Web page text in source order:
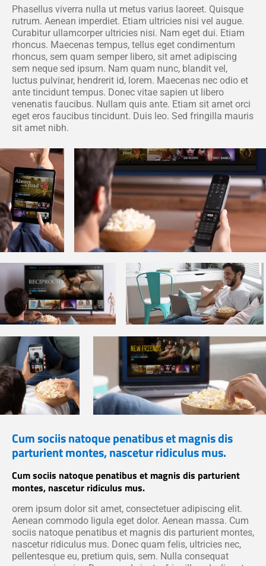
Phasellus viverra nulla ut metus varius laoreet. Quisque
rutrum. Aenean imperdiet. Etiam ultricies nisi vel augue.
Curabitur ullamcorper ultricies nisi. Nam eget dui. Etiam
rhoncus. Maecenas tempus, tellus eget condimentum
rhoncus, sem quam semper libero, sit amet adipiscing
sem neque sed ipsum. Nam quam nunc, blandit vel,
luctus pulvinar, hendrerit id, lorem. Maecenas nec odio et
ante tincidunt tempus. Donec vitae sapien ut libero
venenatis faucibus. Nullam quis ante. Etiam sit amet orci
eget eros faucibus tincidunt. Duis leo. Sed fringilla mauris
sit amet nibh.
Cum sociis natoque penatibus et magnis dis
parturient montes, nascetur ridiculus mus.
Cum sociis natoque penatibus et magnis dis parturient
montes, nascetur ridiculus mus.
orem ipsum dolor sit amet, consectetuer adipiscing elit.
Aenean commodo ligula eget dolor. Aenean massa. Cum
sociis natoque penatibus et magnis dis parturient montes,
nascetur ridiculus mus. Donec quam felis, ultricies nec,
pellentesque eu, pretium quis, sem. Nulla consequat